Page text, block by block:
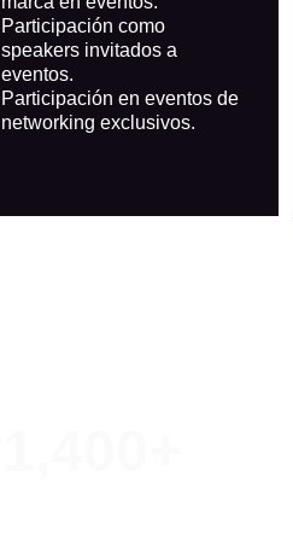
Participación como
speakers invitados a
eventos.
Participación en eventos de
networking exclusivos.​